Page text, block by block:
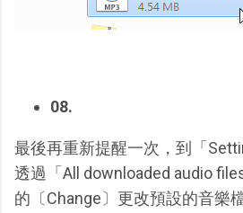
08.
最後再重新提醒一次，到「
透過「All downloaded audio
的〔Change〕更改預設的音樂